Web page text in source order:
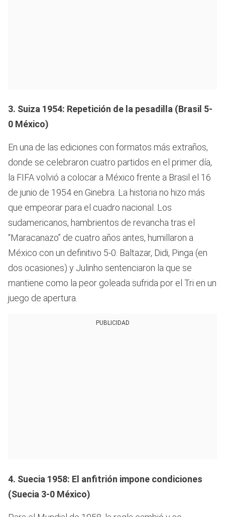
3. Suiza 1954: Repetición de la pesadilla (Brasil 5-
0 México)
En una de las ediciones con formatos más extraños,
donde se celebraron cuatro partidos en el primer día,
la FIFA volvió a colocar a México frente a Brasil el 16
de junio de 1954 en Ginebra. La historia no hizo más
que empeorar para el cuadro nacional. Los
sudamericanos, hambrientos de revancha tras el
“Maracanazo” de cuatro años antes, humillaron a
México con un definitivo 5-0. Baltazar, Didi, Pinga (en
dos ocasiones) y Julinho sentenciaron la que se
mantiene como la peor goleada sufrida por el Tri en un
juego de apertura.
PUBLICIDAD
4. Suecia 1958: El anfitrión impone condiciones
(Suecia 3-0 México)